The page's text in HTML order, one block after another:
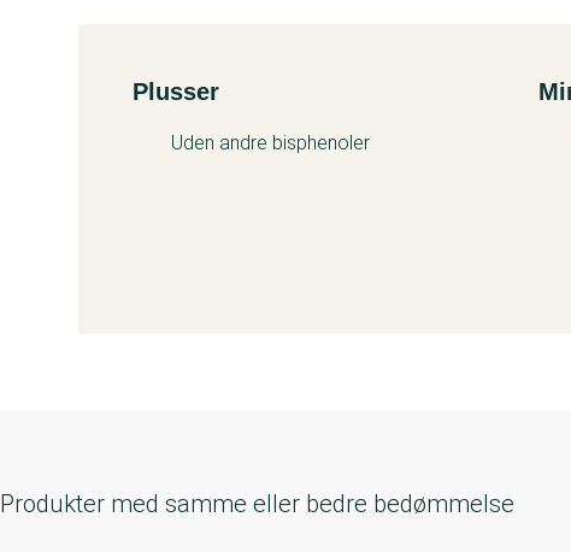
Kemitest
Plusser
Uden andre bisphenoler
Produkter med samme eller bedre bedømmelse